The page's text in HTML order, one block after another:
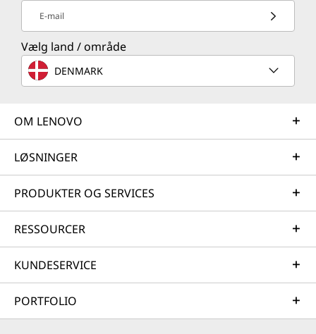
E-mail
Vælg land / område
DENMARK
OM LENOVO
LØSNINGER
PRODUKTER OG SERVICES
RESSOURCER
KUNDESERVICE
PORTFOLIO